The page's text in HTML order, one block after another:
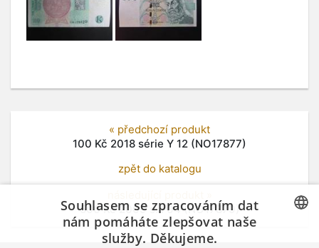
« předchozí produkt
100 Kč 2018 série Y 12 (NO17877)
zpět do katalogu
500 Kc 2009 s. I 04 (NO17879)
Souhlasem se zpracováním dat
nám pomáháte zlepšovat naše
služby. Děkujeme.